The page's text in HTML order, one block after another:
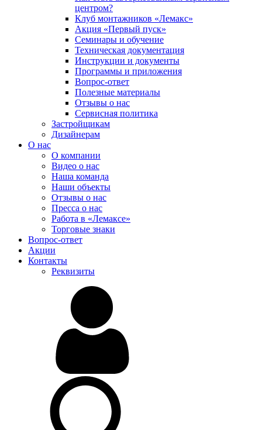
центром?
Клуб монтажников «Лемакс»
Акция «Первый пуск»
Семинары и обучение
Техническая документация
Инструкции и документы
Программы и приложения
Вопрос-ответ
Полезные материалы
Отзывы о нас
Сервисная политика
Застройщикам
Дизайнерам
О нас
О компании
Видео о нас
Наша команда
Наши объекты
Отзывы о нас
Пресса о нас
Работа в «Лемаксе»
Торговые знаки
Вопрос-ответ
Акции
Контакты
Реквизиты